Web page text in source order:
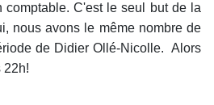
comptable. C'est le seul but de la
nous avons le même nombre de
de Didier Ollé-Nicolle. Alors
22h!